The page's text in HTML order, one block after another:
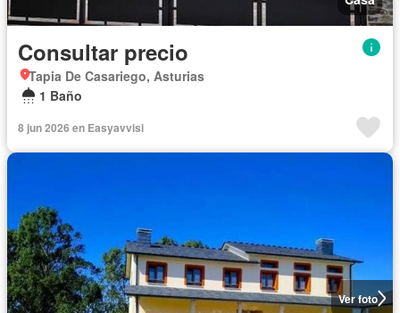
Consultar precio
Tapia De Casariego, Asturias
1 Baño
8 jun 2026 en Easyavvisi
Ver foto